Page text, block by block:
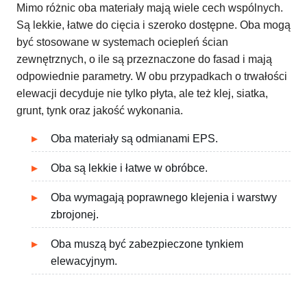
Mimo różnic oba materiały mają wiele cech wspólnych.
Są lekkie, łatwe do cięcia i szeroko dostępne. Oba mogą
być stosowane w systemach ociepleń ścian
zewnętrznych, o ile są przeznaczone do fasad i mają
odpowiednie parametry. W obu przypadkach o trwałości
elewacji decyduje nie tylko płyta, ale też klej, siatka,
grunt, tynk oraz jakość wykonania.
Oba materiały są odmianami EPS.
Oba są lekkie i łatwe w obróbce.
Oba wymagają poprawnego klejenia i warstwy
zbrojonej.
Oba muszą być zabezpieczone tynkiem
elewacyjnym.